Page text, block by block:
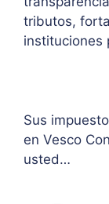
tributos,
instituciones
Sus
en Vesco
usted…